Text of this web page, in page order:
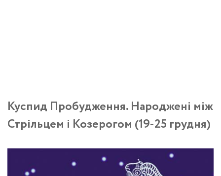
Куспид Пробудження. Народжені між
Стрільцем і Козерогом (19-25 грудня)